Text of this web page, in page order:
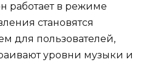
работает в режиме
становятся
для пользователей,
уровни музыки и